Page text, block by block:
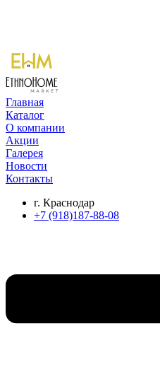
Главная
Каталог
О компании
Акции
Галерея
Новости
Контакты
г. Краснодар
+7 (918)187-88-08